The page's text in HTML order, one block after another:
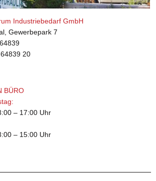
In­dus­trie­be­darf GmbH
Ge­wer­be­park 7
20
BÜRO
– 17:00 Uhr
– 15:00 Uhr